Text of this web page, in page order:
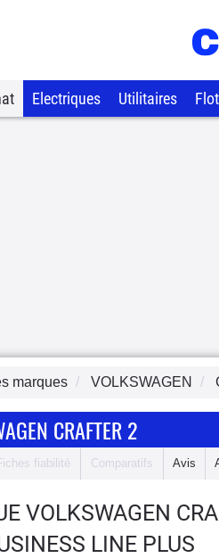
Electriques Utilitaires
marques VOLKSWAGEN
CRAFTER 2
fiabilité Comparatifs Avis
VOLKSWAGEN
LINE PLUS